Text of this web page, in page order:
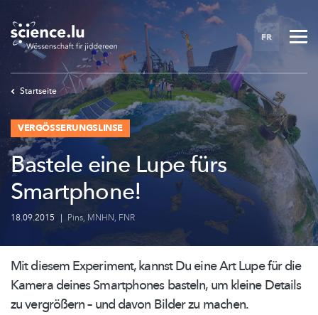
to
main
content
FR
Startseite
VERGÖSSERUNGSLINSE
Bastele eine Lupe fürs
Smartphone!
18.09.2015 | Pins, MNHN, FNR
Mit diesem Experiment, kannst Du eine Art Lupe für die
Kamera deines Smartphones basteln, um kleine Details
zu vergrößern – und davon Bilder zu machen.